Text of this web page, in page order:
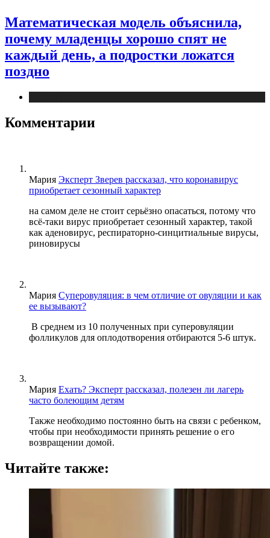
Математическая модель объяснила,
почему младенцы хорошо спят не
каждый день, а подростки ложатся
поздно
Комментарии
Мария Эксперт Зверев рассказал, что коронавирус
приобретает сезонный характер
на самом деле не стоит серьёзно опасаться, потому что
всё-таки вирус приобретает сезонный характер, такой
как аденовирус, респираторно-синцитиальные вирусы,
риновирусы
Мария Суперовуляция: в чем отличие от овуляции и как
ее вызывают?
В среднем из 10 полученных при суперовуляции
фолликулов для оплодотворения отбираются 5-6 штук.
Мария Ехать? Эксперт рассказал, полезен ли лагерь
часто болеющим детям
Также необходимо постоянно быть на связи с ребенком,
чтобы при необходимости принять решение о его
возвращении домой.
Читайте также: